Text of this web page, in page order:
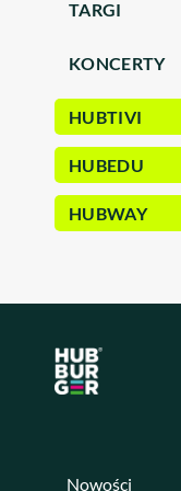
TARGI
KONCERTY
HUBTIVI
HUBEDU
HUBWAY
Nowości